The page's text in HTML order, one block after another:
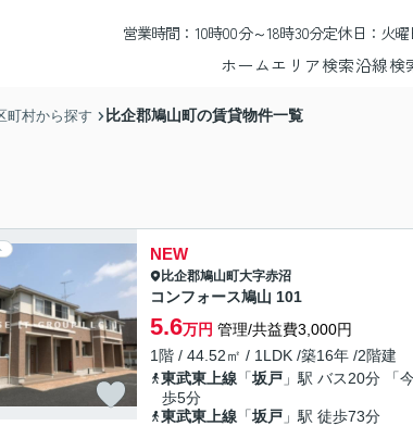
営業時間：10時00分～18時30分定休日：火曜
ホームエリア検索沿線検
町村から探す 比企郡鳩山町の賃貸物件一覧
NEW
比企郡鳩山町大字赤沼
コンフォース鳩山 101
5.6万円 管理/共益費3,000円
1階 / 44.52㎡ / 1LDK /築16年 /2階建
東武東上線 「坂戸 」駅 バス20分 「
歩5分
東武東上線 「坂戸 」駅 徒歩73分